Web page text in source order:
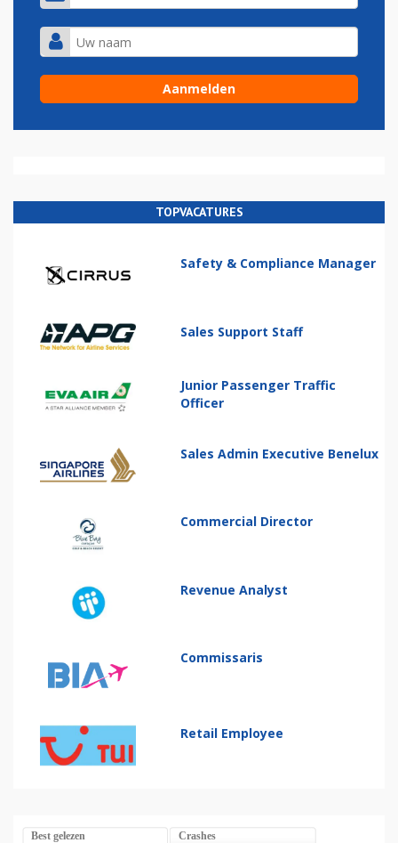
TOPVACATURES
Safety & Compliance Manager
Sales Support Staff
Junior Passenger Traffic
Officer
Sales Admin Executive Benelux
Commercial Director
Revenue Analyst
Commissaris
Retail Employee
Best gelezen Crashes